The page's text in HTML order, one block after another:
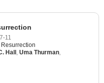
11
Resurrection
Hall Uma Thurman